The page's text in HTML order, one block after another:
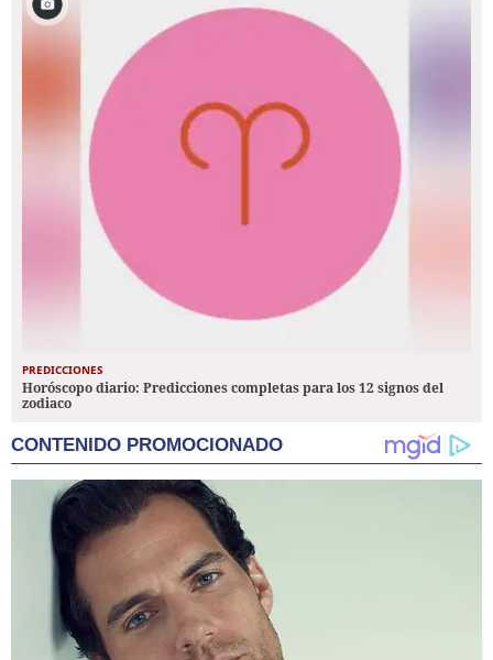
PREDICCIONES
Horóscopo diario: Predicciones completas para los 12 signos del
zodiaco
CONTENIDO PROMOCIONADO